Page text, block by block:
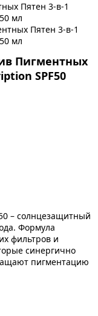
Пятен 3-в-1
мл
Пигментных
SPF50
– солнцезащитный
Формула
фильтров и
синергично
пигментацию